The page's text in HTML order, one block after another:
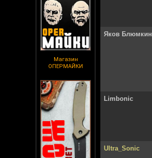
Магазин
ОПЕРМАЙКИ
Яков Блюмкин
Limbonic
Ultra_Sonic